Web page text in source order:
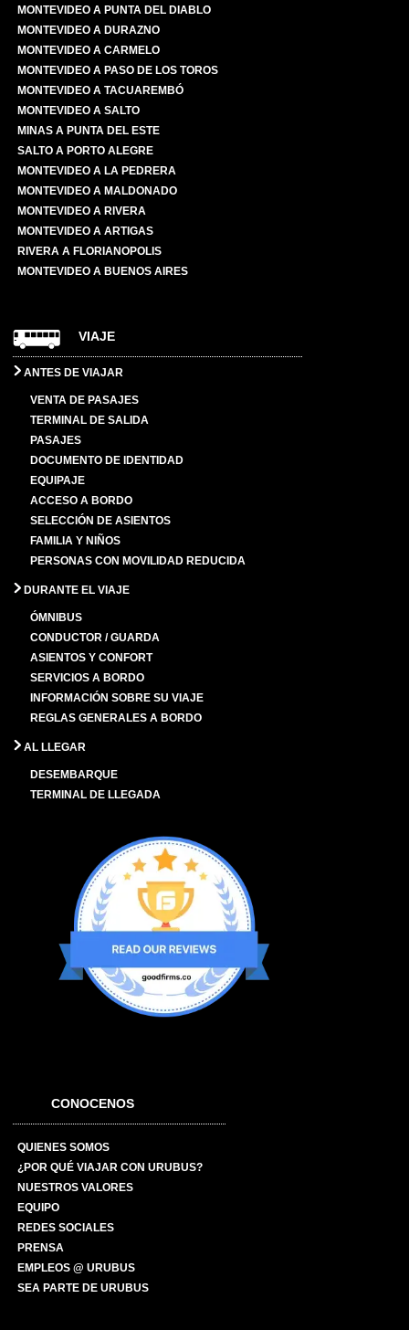
MONTEVIDEO A PUNTA DEL DIABLO
MONTEVIDEO A DURAZNO
MONTEVIDEO A CARMELO
MONTEVIDEO A PASO DE LOS TOROS
MONTEVIDEO A TACUAREMBÓ
MONTEVIDEO A SALTO
MINAS A PUNTA DEL ESTE
SALTO A PORTO ALEGRE
MONTEVIDEO A LA PEDRERA
MONTEVIDEO A MALDONADO
MONTEVIDEO A RIVERA
MONTEVIDEO A ARTIGAS
RIVERA A FLORIANOPOLIS
MONTEVIDEO A BUENOS AIRES
VIAJE
ANTES DE VIAJAR
VENTA DE PASAJES
TERMINAL DE SALIDA
PASAJES
DOCUMENTO DE IDENTIDAD
EQUIPAJE
ACCESO A BORDO
SELECCIÓN DE ASIENTOS
FAMILIA Y NIÑOS
PERSONAS CON MOVILIDAD REDUCIDA
DURANTE EL VIAJE
ÓMNIBUS
CONDUCTOR / GUARDA
ASIENTOS Y CONFORT
SERVICIOS A BORDO
INFORMACIÓN SOBRE SU VIAJE
REGLAS GENERALES A BORDO
AL LLEGAR
DESEMBARQUE
TERMINAL DE LLEGADA
CONOCENOS
QUIENES SOMOS
¿POR QUÉ VIAJAR CON URUBUS?
NUESTROS VALORES
EQUIPO
REDES SOCIALES
PRENSA
EMPLEOS @ URUBUS
SEA PARTE DE URUBUS